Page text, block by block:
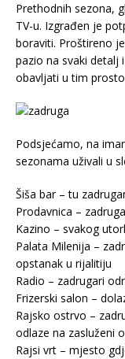
Prethodnih sezona,
TV-u. Izgrađen je
boraviti. Proštireno
pazio na svaki detalj
obavljati u tim
Podsjećamo, na
sezonama uživali u
Šiša bar – tu
Prodavnica –
Kazino – svakog
Palata Milenija –
opstanak u rijalitiju
Radio – zadrugari
Frizerski salon –
Rajsko ostrvo –
odlaze na zasluženi
Rajsi vrt – mjesto